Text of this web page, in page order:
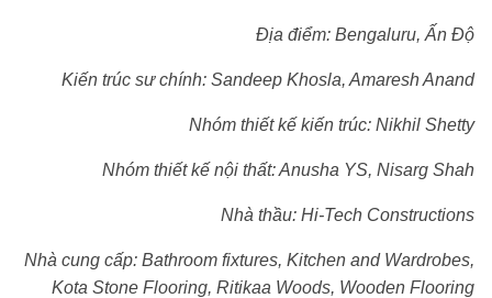
Địa điểm: Bengaluru, Ấn Độ
Kiến trúc sư chính: Sandeep Khosla, Amaresh Anand
Nhóm thiết kế kiến trúc: Nikhil Shetty
Nhóm thiết kế nội thất: Anusha YS, Nisarg Shah
Nhà thầu: Hi-Tech Constructions
Nhà cung cấp: Bathroom fixtures, Kitchen and Wardrobes,
Kota Stone Flooring, Ritikaa Woods, Wooden Flooring